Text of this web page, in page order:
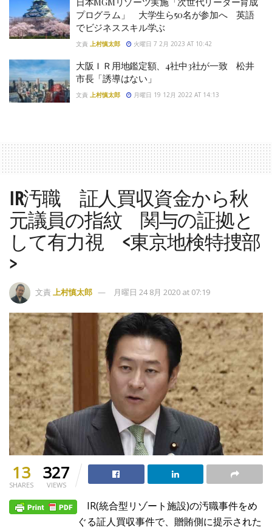
プログラム」 大学生ら50名が参加へ 英語
でビジネススキル学ぶ
文責 上村慎太郎 火曜日 7 2月 2023 AT 10:42
大阪ＩＲ用地鑑定額、4社中3社が一致 松井
市長「誘導はない」
文責 上村慎太郎 月曜日 19 12月 2022 AT 14:13
IR汚職 証人買収資金から秋
元議員の指紋 関与の証拠と
して有力視 <東京地検特捜部
>
文責 上村慎太郎 月曜日 24 8月 2020 at 07:19
13
SHARES
327
VIEWS
IR(統合型リゾート施設)の汚職事件をめ
ぐる証人買収事件で、贈賄側に提示された